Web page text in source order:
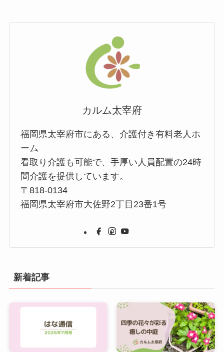
カルム太宰府
福岡県太宰府市にある、介護付き有料老人ホ
ーム
看取り介護も可能で、手厚い人員配置の24時
間介護を提供しています。
〒818-0134
福岡県太宰府市大佐野2丁目23番1号
新着記事